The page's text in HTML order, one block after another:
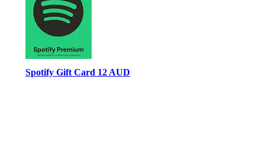
Spotify Gift Card 12 AUD